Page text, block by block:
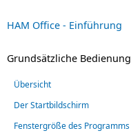
HAM Office - Einführung
Grundsätzliche Bedienung
Übersicht
Der Startbildschirm
Fenstergröße des Programms